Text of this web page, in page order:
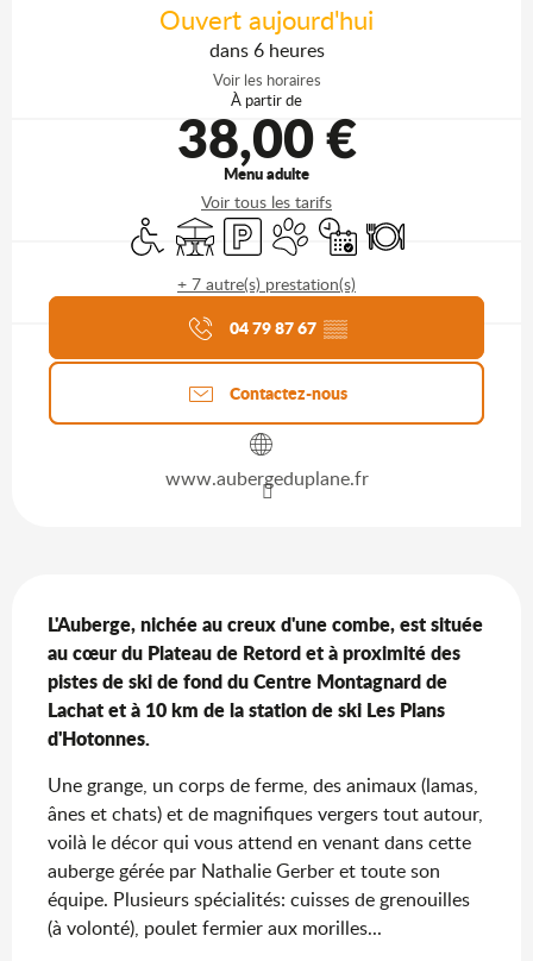
Ouvert aujourd'hui
dans 6 heures
Voir les horaires
À partir de
38,00 €
Menu adulte
Voir tous les tarifs
Accès handicapés
TerrasseParkingAnimaux acceptés
Uniquement sur
Restaurant
+ 7 autre(s) prestation(s)
Agenda du moment
04 79 87 67 ▒▒
Contactez-nous
www.aubergeduplane.fr
L'Auberge, nichée au creux d'une combe, est située
au cœur du Plateau de Retord et à proximité des
pistes de ski de fond du Centre Montagnard de
Lachat et à 10 km de la station de ski Les Plans
d'Hotonnes.
Une grange, un corps de ferme, des animaux (lamas,
ânes et chats) et de magnifiques vergers tout autour,
voilà le décor qui vous attend en venant dans cette
auberge gérée par Nathalie Gerber et toute son
équipe. Plusieurs spécialités: cuisses de grenouilles
(à volonté), poulet fermier aux morilles...